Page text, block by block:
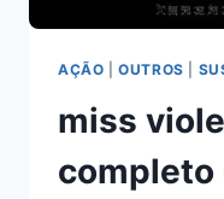
AÇÃO |OUTROS
miss
completo